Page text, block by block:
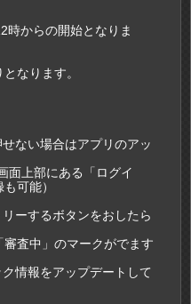
時からの開始となりま
なります。
ない場合はアプリのアッ
面上部にある「ログイ
可能）
ーするボタンをおしたら
査中」のマークがでます
情報をアップデートして